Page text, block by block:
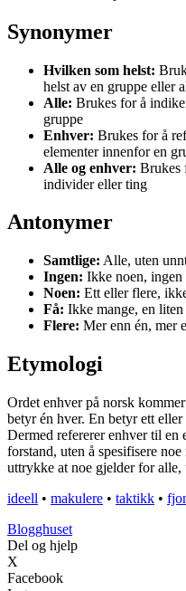
Synonymer
Hvilken som helst:
helst av en gruppe eller
Alle: Brukes for å
gruppe
Enhver: Brukes for å
elementer innenfor en
Alle og enhver: Brukes
individer eller ting
Antonymer
Samtlige: Alle, uten
Ingen: Ikke noen, ingen
Noen: Ett eller flere,
Få: Ikke mange, en liten
Flere: Mer enn én, mer
Etymologi
Ordet enhver på norsk
betyr én hver. En betyr ett
Dermed refererer enhver til en
forstand, uten å spesifisere
uttrykke at noe gjelder for alle,
ideell • makulere • taktikk •
Blogghuset
Del og hjelp
X
Facebook